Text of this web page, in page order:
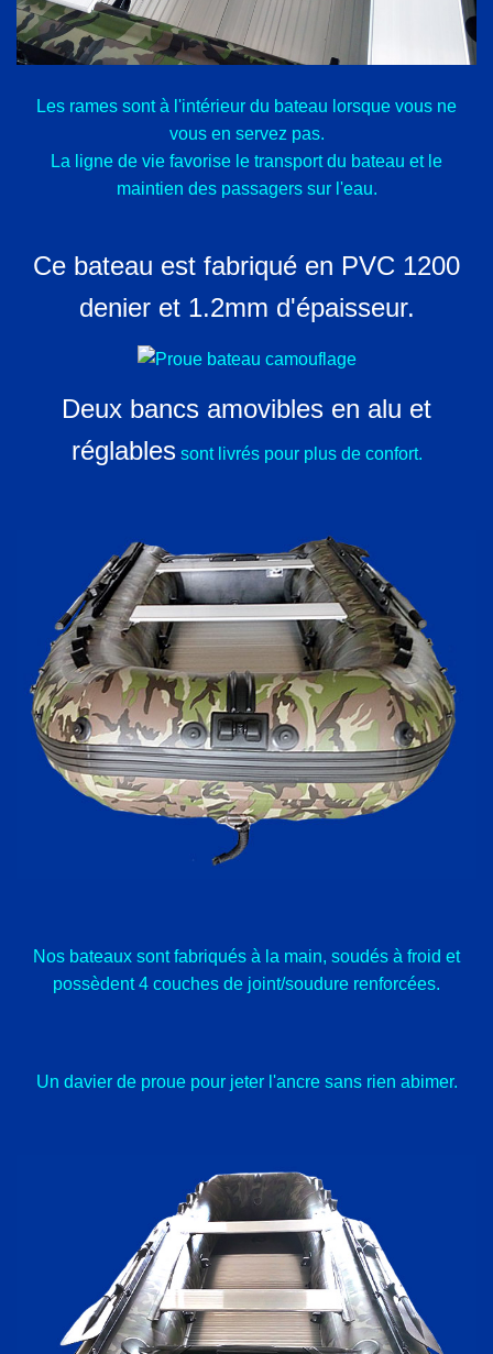
Les rames sont à l'intérieur du bateau lorsque vous ne
vous en servez pas.
La ligne de vie favorise le transport du bateau et le
maintien des passagers sur l'eau.
Ce bateau est fabriqué en PVC 1200
denier et 1.2mm d'épaisseur.
Deux bancs amovibles en alu et
réglablessont livrés pour plus de confort.
Nos bateaux sont fabriqués à la main, soudés à froid et
possèdent 4 couches de joint/soudure renforcées.
Un davier de proue pour jeter l'ancre sans rien abimer.